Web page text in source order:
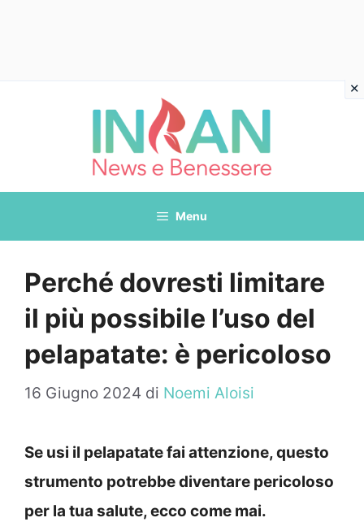
Menu
Perché dovresti limitare
il più possibile l’uso del
pelapatate: è pericoloso
16 Giugno 2024 di Noemi Aloisi
Se usi il pelapatate fai attenzione, questo
strumento potrebbe diventare pericoloso
per la tua salute, ecco come mai.